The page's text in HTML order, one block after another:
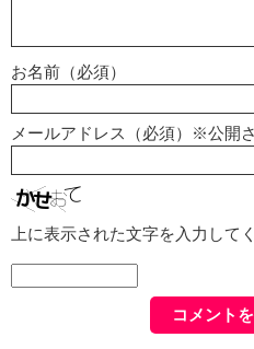
お名前（必須）
メールアドレス（必須）※公開
上に表示された文字を入力して